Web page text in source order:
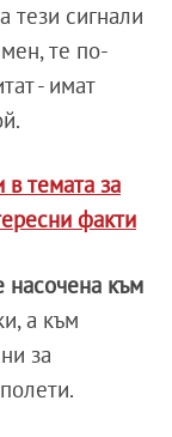
тези сигнали
те по-
- имат
темата за
факти
насочена към
а към
за